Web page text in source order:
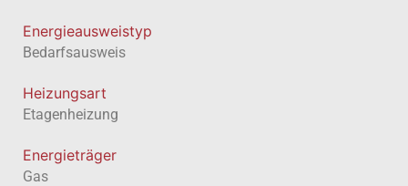
Energie­ausweistyp
Bedarfsausweis
Heizungsart
Etagenheizung
Energieträger
Gas